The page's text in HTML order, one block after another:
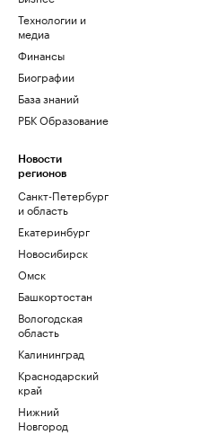
Технологии и
медиа
Финансы
Биографии
База знаний
РБК Образование
Новости
регионов
Санкт-Петербург
и область
Екатеринбург
Новосибирск
Омск
Башкортостан
Вологодская
область
Калининград
Краснодарский
край
Нижний
Новгород